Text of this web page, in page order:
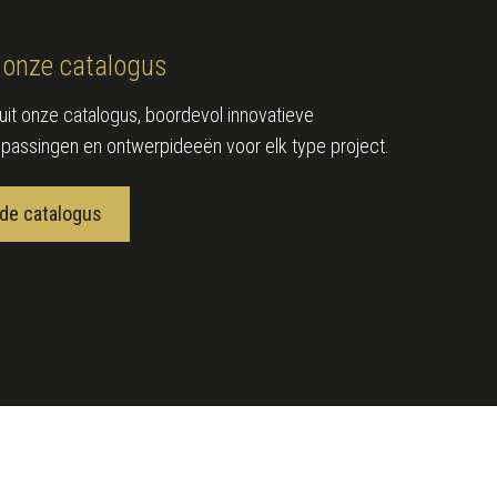
catalogus
onze catalogus, boordevol innovatieve
en ontwerpideeën voor elk type project.
catalogus